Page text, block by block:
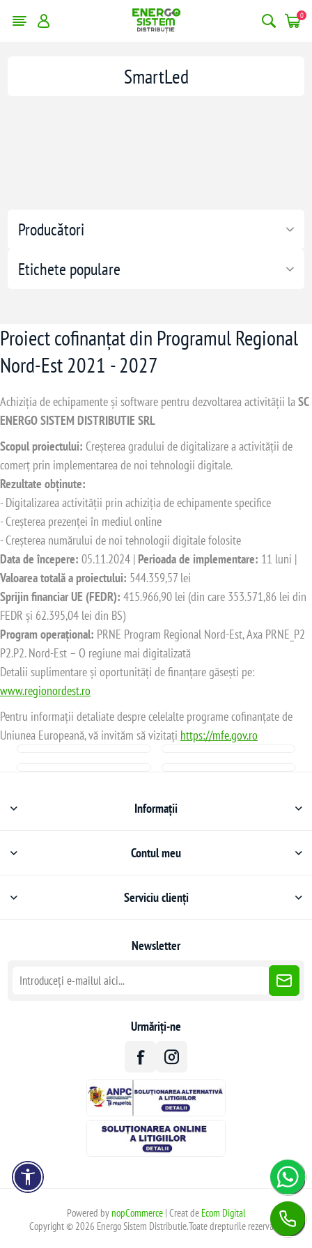
0
Producători
Etichete populare
SmartLed
Proiect cofinanțat din Programul Regional
Nord-Est 2021 - 2027
Achiziția de echipamente și software pentru dezvoltarea activității laSC
ENERGO SISTEM DISTRIBUTIE SRL
Scopul proiectului: Creșterea gradului de digitalizare a activității de
comerț prin implementarea de noi tehnologii digitale.
Rezultate obținute:
- Digitalizarea activității prin achiziția de echipamente specifice
- Creșterea prezenței în mediul online
- Creșterea numărului de noi tehnologii digitale folosite
Data de începere: 05.11.2024 | Perioada de implementare: 11 luni |
Valoarea totală a proiectului: 544.359,57 lei
Sprijin financiar UE (FEDR): 415.966,90 lei (din care 353.571,86 lei din
FEDR și 62.395,04 lei din BS)
Program operațional: PRNE Program Regional Nord-Est, Axa PRNE_P2
P2.P2. Nord-Est – O regiune mai digitalizată
Detalii suplimentare și oportunități de finanțare găsești pe:
www.regionordest.ro
Pentru informații detaliate despre celelalte programe cofinanțate de
Uniunea Europeană, vă invităm să vizitați https://mfe.gov.ro
Informații
Contul meu
Serviciu clienți
Newsletter
Urmăriți-ne
Powered bynopCommerce| Creat de Ecom Digital
Copyright © 2026 Energo Sistem Distributie.Toate drepturile rezervate.